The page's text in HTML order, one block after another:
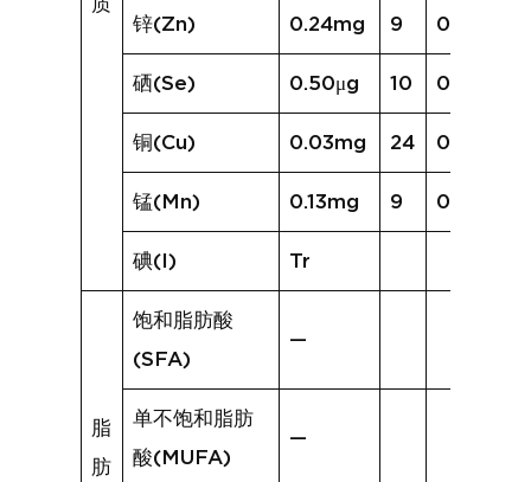
质
锌(Zn) 0.24mg 9 0.46mg
硒(Se) 0.50μg 10 0.63μg
铜(Cu) 0.03mg 24 0.13mg
锰(Mn) 0.13mg 9 0.44mg
碘(I) Tr
脂
肪
饱和脂肪酸
(SFA)
—
单不饱和脂肪
酸(MUFA)
—